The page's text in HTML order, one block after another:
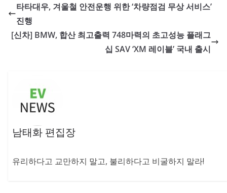
타타대우, 겨울철 안전운행 위한 ‘차량점검 무상 서비스’
진행
[신차] BMW, 합산 최고출력 748마력의 초고성능 플래그
십 SAV ‘XM 레이블’ 국내 출시
남태화 편집장
유리하다고 교만하지 말고, 불리하다고 비굴하지 말라!